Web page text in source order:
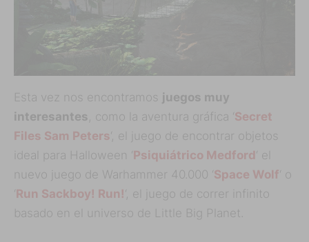
Esta vez nos encontramos juegos muy
interesantes , como la aventura gráfica ‘Secret
Files Sam Peters‘, el juego de encontrar objetos
ideal para Halloween ‘Psiquiátrico Medford‘ el
nuevo juego de Warhammer 40.000 ‘Space Wolf‘ o
‘Run Sackboy! Run!‘, el juego de correr infinito
basado en el universo de Little Big Planet.